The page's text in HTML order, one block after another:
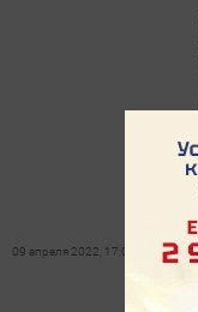
09 апреля 2022, 17:02